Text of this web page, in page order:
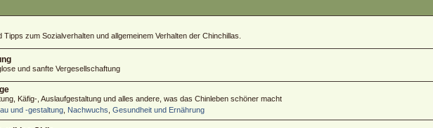
Tipps zum Sozialverhalten und allgemeinem Verhalten der Chinchillas.
und sanfte Vergesellschaftung
Käfig-, Auslaufgestaltung und alles andere, was das Chinleben schöner macht
und -gestaltung, Nachwuchs Gesundheit und Ernährung